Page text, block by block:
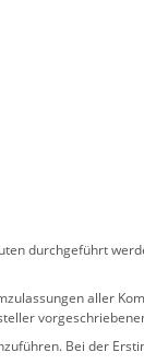
durchgeführt
aller
Bei der